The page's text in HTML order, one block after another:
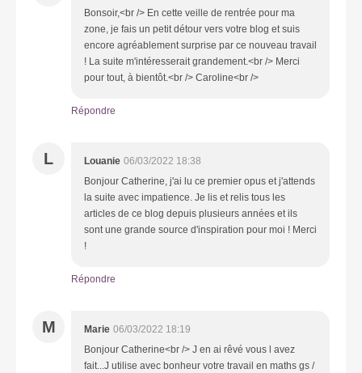
Bonsoir,<br /> En cette veille de rentrée pour ma
zone, je fais un petit détour vers votre blog et suis
encore agréablement surprise par ce nouveau travail
! La suite m'intéresserait grandement.<br /> Merci
pour tout, à bientôt.<br /> Caroline<br />
Répondre
L Louanie 06/03/2022 18:38
Bonjour Catherine, j'ai lu ce premier opus et j'attends
la suite avec impatience. Je lis et relis tous les
articles de ce blog depuis plusieurs années et ils
sont une grande source d'inspiration pour moi ! Merci
!
Répondre
M Marie 06/03/2022 18:19
Bonjour Catherine<br /> J en ai rêvé vous l avez
fait...J utilise avec bonheur votre travail en maths gs /